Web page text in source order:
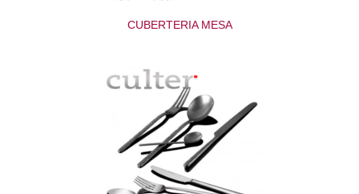
CUBERTERIA MESA